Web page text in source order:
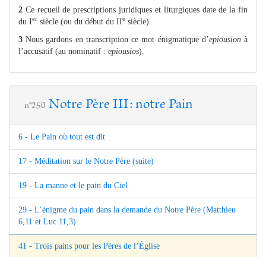
2 Ce recueil de prescriptions juridiques et liturgiques date de la fin
du Ier siècle (ou du début du IIe siècle).
3 Nous gardons en transcription ce mot énigmatique d’epiousionà
l’accusatif (au nominatif : epiousios).
n°250 Notre Père III: notre Pain
6 - Le Pain où tout est dit
17 - Méditation sur le Notre Père (suite)
19 - La manne et le pain du Ciel
29 - L’énigme du pain dans la demande du Notre Père (Matthieu
6,11 et Luc 11,3)
41 - Trois pains pour les Pères de l’Église